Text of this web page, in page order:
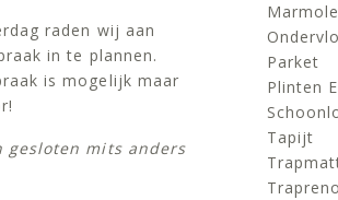
raden wij aan
in te plannen.
is mogelijk maar
gesloten mits anders
Parket
Plinten
Tapijt